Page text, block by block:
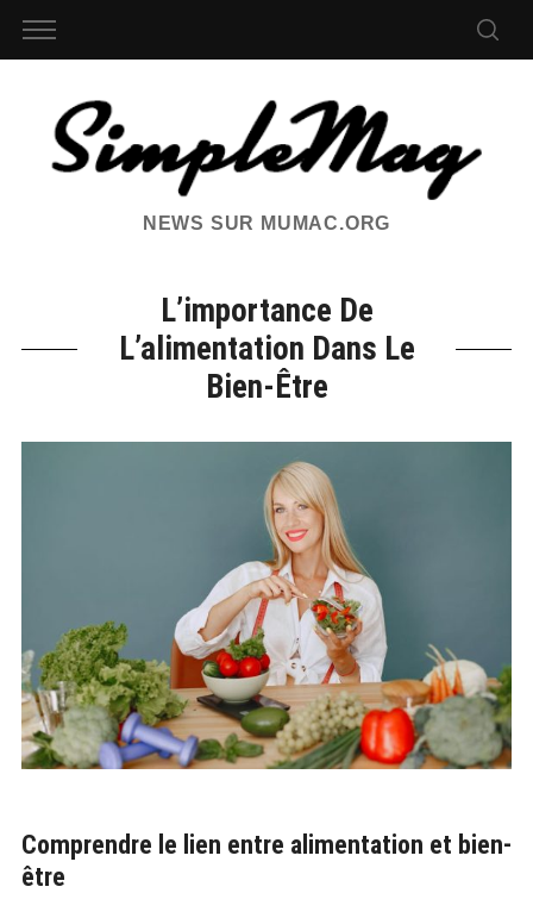
NEWS SUR MUMAC.ORG
L’importance De
L’alimentation Dans Le
Bien-Être
Comprendre le lien entre alimentation et bien-
être